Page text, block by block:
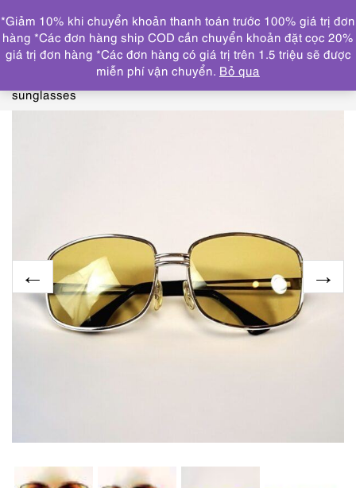
DANH MỤC
Trang chủ KÍNH MẮT
GỌNG KÍNH MỚI/CHƯA SỬ
5899-Kính mát nữ/nam-Mới/Chưa sử dụng-No-171
sunglasses
*Giảm 10% khi chuyển khoản thanh toán trước 100% giá trị đơn
hàng *Các đơn hàng ship COD cần chuyển khoản đặt cọc 20%
giá trị đơn hàng *Các đơn hàng có giá trị trên 1.5 triệu sẽ được
miễn phí vận chuyển. Bỏ qua